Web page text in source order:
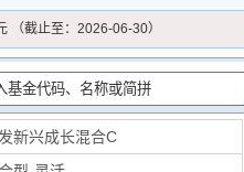
（截止至：2026-06-30）
新兴成长混合C